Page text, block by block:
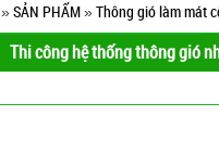
»SẢN PHẨM»Thông gió làm mát
Thi công hệ thống thông gió